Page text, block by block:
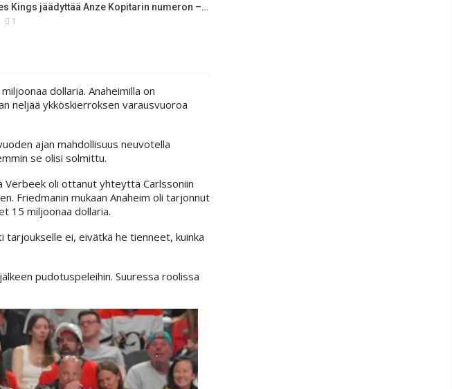
Kings jäädyttää Anze Kopitarin numeron –…
1
dollaria. Anaheimilla on
neljää ykköskierroksen varausvuoroa
ajan mahdollisuus neuvotella
se olisi solmittu.
oli ottanut yhteyttä Carlssoniin
Friedmanin mukaan Anaheim oli tarjonnut
15 miljoonaa dollaria.
tarjoukselle ei, eivätkä he tienneet, kuinka
pudotuspeleihin. Suuressa roolissa